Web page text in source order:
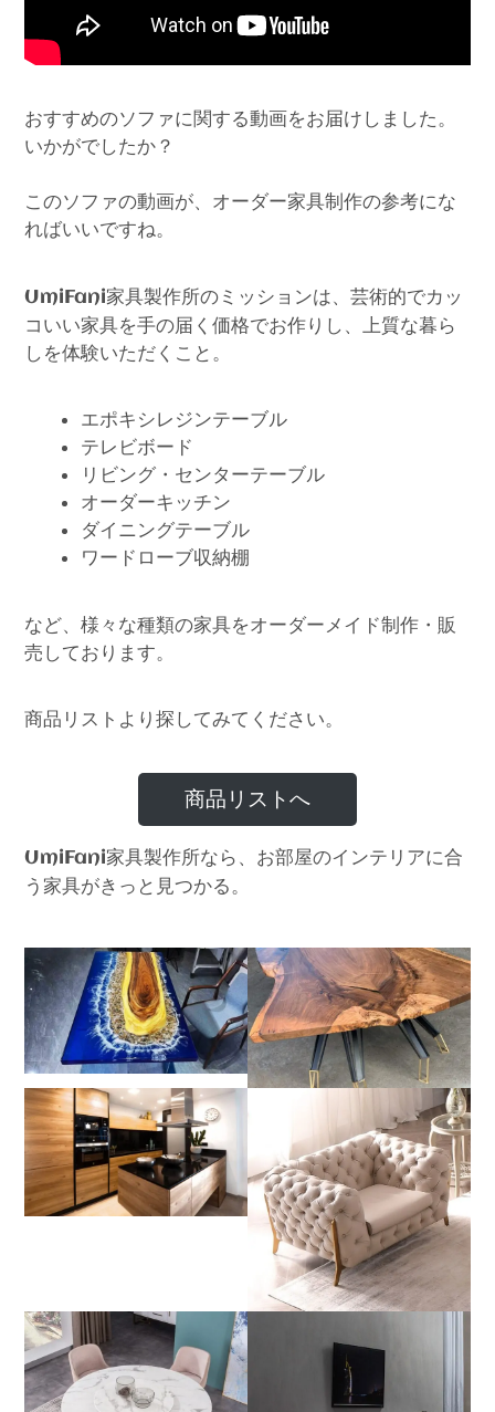
おすすめのソファに関する動画をお届けしました。
いかがでしたか？
このソファの動画が、オーダー家具制作の参考にな
ればいいですね。
UmiFani家具製作所のミッションは、芸術的でカッ
コいい家具を手の届く価格でお作りし、上質な暮ら
しを体験いただくこと。
エポキシレジンテーブル
テレビボード
リビング・センターテーブル
オーダーキッチン
ダイニングテーブル
ワードローブ収納棚
など、様々な種類の家具をオーダーメイド制作・販
売しております。
商品リストより探してみてください。
商品リストへ
UmiFani家具製作所なら、お部屋のインテリアに合
う家具がきっと見つかる。